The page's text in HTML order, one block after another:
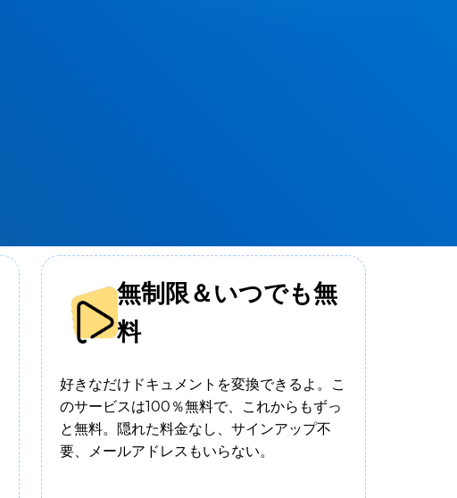
無制限＆いつでも無
料
好きなだけドキュメントを変換できるよ。こ
のサービスは100％無料で、これからもずっ
と無料。隠れた料金なし、サインアップ不
要、メールアドレスもいらない。